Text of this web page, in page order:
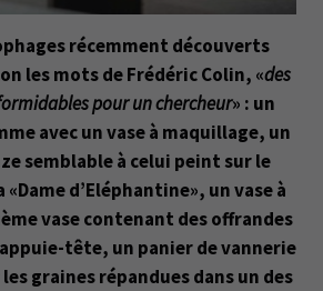
récemment découverts
les mots de Frédéric Colin, «des
pour un chercheur» : un
avec un vase à maquillage, un
semblable à celui peint sur le
«Dame d’Eléphantine», un vase à
vase contenant des offrandes
tête, un panier de vannerie
graines répandues dans un des